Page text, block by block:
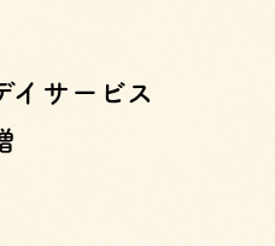
イサービス